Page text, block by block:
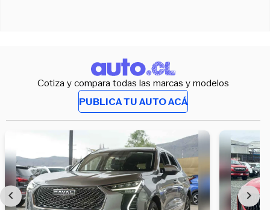
Cotiza y compara todas las marcas y modelos
PUBLICA TU AUTO ACÁ